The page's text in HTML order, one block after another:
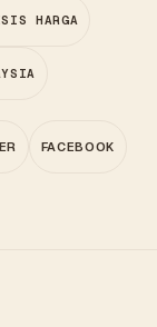
HARGA
FACEBOOK